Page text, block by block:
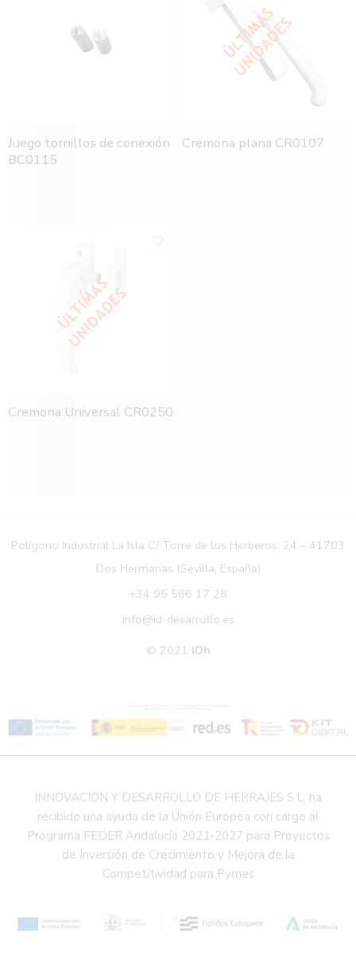
Juego tornillos de conexión
BC0115
Cremona plana CR0107
Cremona Universal CR0250
Polígono Industrial La Isla C/ Torre de los Herberos, 24 – 41703
Dos Hermanas (Sevilla, España)
+34 95 566 17 28
info@id-desarrollo.es
© 2021 IDh
INNOVACIÓN Y DESARROLLO DE HERRAJES S.L. ha
recibido una ayuda de la Unión Europea con cargo al
Programa FEDER Andalucía 2021-2027 para Proyectos
de Inversión de Crecimiento y Mejora de la
Competitividad para Pymes